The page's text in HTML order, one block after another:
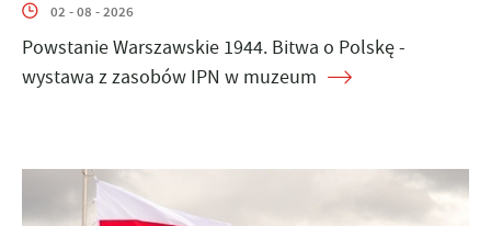
02 - 08 - 2026
Powstanie Warszawskie 1944. Bitwa o Polskę -
wystawa z zasobów IPN w muzeum